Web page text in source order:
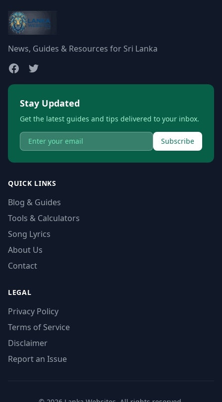
News, Guides & Resources for Sri Lanka
Stay Updated
Get the latest guides and tips delivered to your inbox.
Subscribe
QUICK LINKS
Blog & Guides
Tools & Calculators
Song Lyrics
About Us
Contact
LEGAL
Privacy Policy
Terms of Service
Disclaimer
Report an Issue